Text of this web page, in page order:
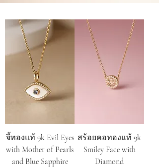
จี้ทองแท้ 9k Evil Eyes
with Mother of Pearls
and Blue Sapphire
สร้อยคอทองแท้ 9k
Smiley Face with
Diamond